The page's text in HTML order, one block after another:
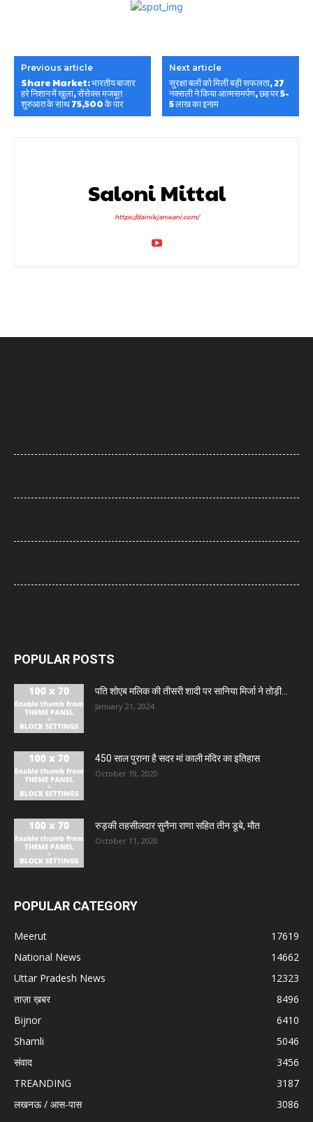
Previous article
Share Market: भारतीय बाजार
हरे निशान में खुला, सेंसेक्स मजबूत
शुरुआत के साथ 75,500 के पार
Next article
सुरक्षा बलों को मिली बड़ी सफलता, 27
नक्सली ने किया आत्मसमर्पण, छह पर 5-
5 लाख का इनाम
Saloni Mittal
https://dainikjanwani.com/
POPULAR POSTS
पति शोएब मलिक की तीसरी शादी पर सानिया मिर्जा ने तोड़ी...
January 21, 2024
450 साल पुराना है सदर मां काली मंदिर का इतिहास
October 19, 2020
रुड़की तहसीलदार सुनैना राणा सहित तीन डूबे, मौत
October 11, 2020
POPULAR CATEGORY
Meerut
17619
National News
14662
Uttar Pradesh News
12323
ताज़ा ख़बर
8496
Bijnor
6410
Shamli
5046
संवाद
3456
TREANDING
3187
लखनऊ / आस-पास
3086